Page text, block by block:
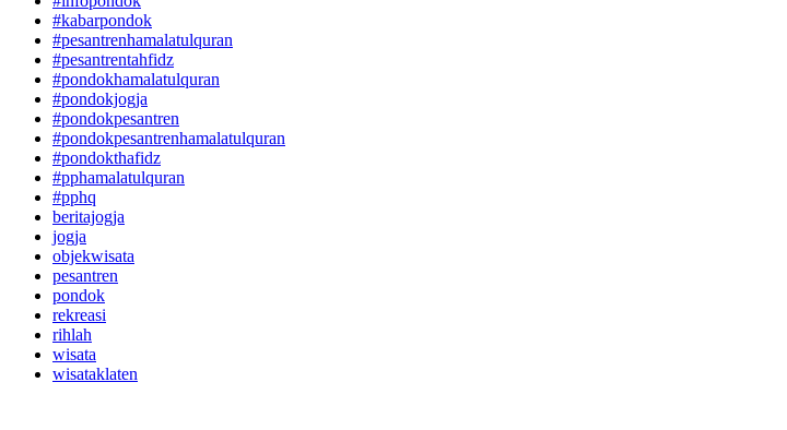
#kabarpondok
#pesantrenhamalatulquran
#pesantrentahfidz
#pondokhamalatulquran
#pondokjogja
#pondokpesantren
#pondokpesantrenhamalatulquran
#pondokthafidz
#pphamalatulquran
#pphq
beritajogja
jogja
objekwisata
pesantren
pondok
rekreasi
rihlah
wisata
wisataklaten